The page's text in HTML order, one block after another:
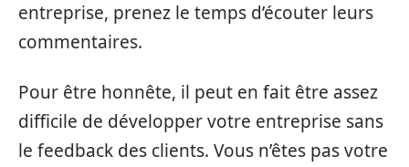
entreprise, prenez le temps d’écouter leurs
commentaires.
Pour être honnête, il peut en fait être assez
difficile de développer votre entreprise sans
le feedback des clients. Vous n’êtes pas votre